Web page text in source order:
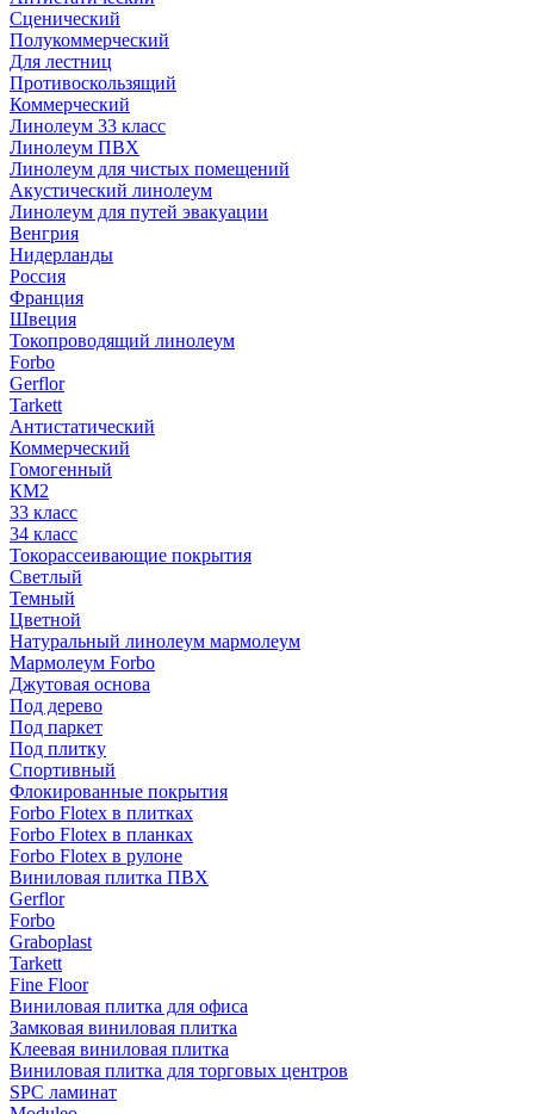
Сценический
Полукоммерческий
Для лестниц
Противоскользящий
Коммерческий
Линолеум 33 класс
Линолеум ПВХ
Линолеум для чистых помещений
Акустический линолеум
Линолеум для путей эвакуации
Венгрия
Нидерланды
Россия
Франция
Швеция
Токопроводящий линолеум
Forbo
Gerflor
Tarkett
Антистатический
Коммерческий
Гомогенный
КМ2
33 класс
34 класс
Токорассеивающие покрытия
Светлый
Темный
Цветной
Натуральный линолеум мармолеум
Мармолеум Forbo
Джутовая основа
Под дерево
Под паркет
Под плитку
Спортивный
Флокированные покрытия
Forbo Flotex в плитках
Forbo Flotex в планках
Forbo Flotex в рулоне
Виниловая плитка ПВХ
Gerflor
Forbo
Graboplast
Tarkett
Fine Floor
Виниловая плитка для офиса
Замковая виниловая плитка
Клеевая виниловая плитка
Виниловая плитка для торговых центров
SPC ламинат